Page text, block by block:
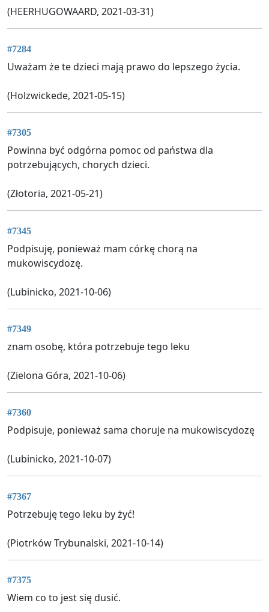
(HEERHUGOWAARD, 2021-03-31)
#7284
Uważam że te dzieci mają prawo do lepszego życia.
(Holzwickede, 2021-05-15)
#7305
Powinna być odgórna pomoc od państwa dla
potrzebujących, chorych dzieci.
(Złotoria, 2021-05-21)
#7345
Podpisuję, ponieważ mam córkę chorą na
mukowiscydozę.
(Lubinicko, 2021-10-06)
#7349
znam osobę, która potrzebuje tego leku
(Zielona Góra, 2021-10-06)
#7360
Podpisuje, ponieważ sama choruje na mukowiscydozę
(Lubinicko, 2021-10-07)
#7367
Potrzebuję tego leku by żyć!
(Piotrków Trybunalski, 2021-10-14)
#7375
Wiem co to jest się dusić.